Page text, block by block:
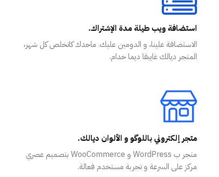
استضافة ويب طيلة مدة الإشتراك.
الاستضافة علينا، و الدومين عليك. ماحدك كاتخلص كل شهر،
المتجر ديالك غايبقا ديما خدام.
متجر إلكتروني باللوگو و الألوان ديالك.
متجر ب WordPress و WooCommerce بتصميم عصري
مركز على السرعة و تجربة مستخدم فعالة.